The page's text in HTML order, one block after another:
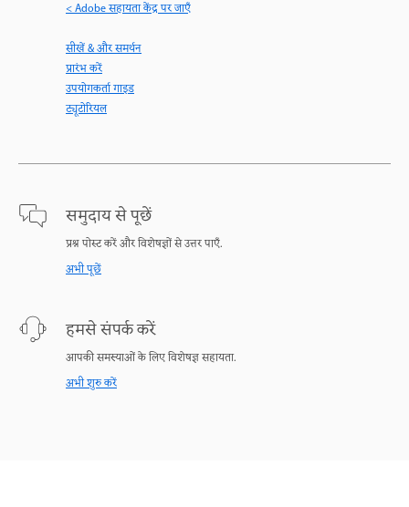
< Adobe सहायता केंद्र पर जाएँ
सीखें & और समर्थन
प्रारंभ करें
उपयोगकर्ता गाइड
ट्यूटोरियल
समुदाय से पूछें
प्रश्न पोस्ट करें और विशेषज्ञों से उत्तर पाएँ.
अभी पूछें
हमसे संपर्क करें
आपकी समस्याओं के लिए विशेषज्ञ सहायता.
अभी शुरु करें